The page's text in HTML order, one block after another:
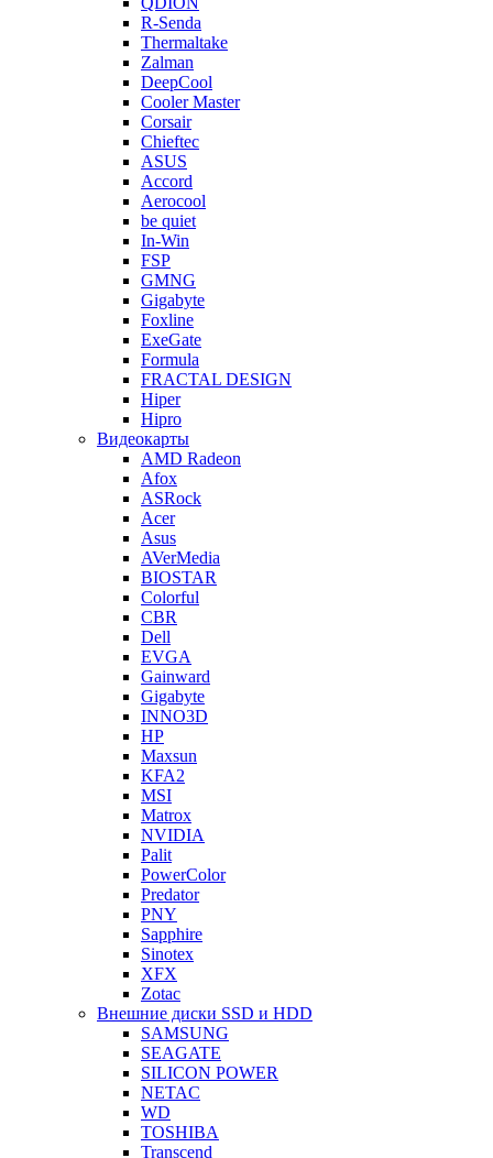
R-Senda
Thermaltake
Zalman
DeepCool
Cooler Master
Corsair
Chieftec
ASUS
Accord
Aerocool
be quiet
In-Win
FSP
GMNG
Gigabyte
Foxline
ExeGate
Formula
FRACTAL DESIGN
Hiper
Hipro
Видеокарты
AMD Radeon
Afox
ASRock
Acer
Asus
AVerMedia
BIOSTAR
Colorful
CBR
Dell
EVGA
Gainward
Gigabyte
INNO3D
HP
Maxsun
KFA2
MSI
Matrox
NVIDIA
Palit
PowerColor
Predator
PNY
Sapphire
Sinotex
XFX
Zotac
Внешние диски SSD и HDD
SAMSUNG
SEAGATE
SILICON POWER
NETAC
WD
TOSHIBA
Transcend